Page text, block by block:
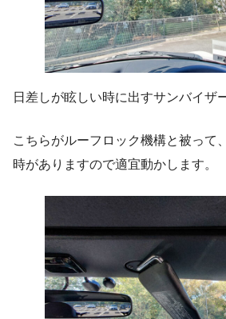
日差しが眩しい時に出すサンバイザー
こちらがルーフロック機構と被って
時がありますので適宜動かします。